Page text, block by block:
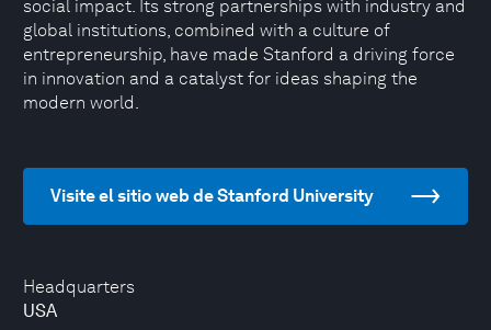
Headquarters
USA
social impact. Its strong partnerships with industry and
global institutions, combined with a culture of
entrepreneurship, have made Stanford a driving force
in innovation and a catalyst for ideas shaping the
modern world.
Visite el sitio web de Stanford University